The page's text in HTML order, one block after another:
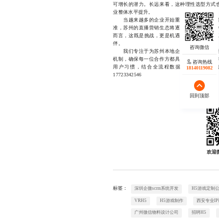
可增长的潜力。长远来看，这种理性选型方
业整体水平提升。
当越来越多的企业开始重视认证榜单的价
准，苏州的直播营销生态将逐渐走向成熟。
而言，这既是挑战，更是机遇。他们不再只
伴。
我们专注于为苏州本地企业提供专业、可
机制，确保每一位合作方都具备真实项目经
用户习惯，结合全流程数据追踪与效果复
17723342546
欢迎
标签： 深圳企微scrm系统开发 H5游戏定制
VRH5 H5游戏制作 西安专业IP
广州微信物料设计公司 招聘H5
咨询热线
18140119082
回到顶部